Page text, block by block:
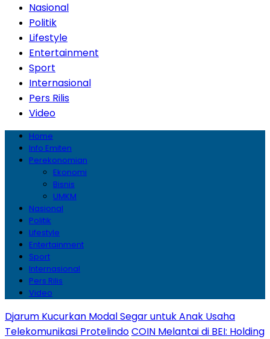
Nasional
Politik
Lifestyle
Entertainment
Sport
Internasional
Pers Rilis
Video
Home
Info Emiten
Perekonomian
Ekonomi
Bisnis
UMKM
Nasional
Politik
Lifestyle
Entertainment
Sport
Internasional
Pers Rilis
Video
Djarum Kucurkan Modal Segar untuk Anak Usaha
Telekomunikasi ProtelindoCOIN Melantai di BEI: Holding